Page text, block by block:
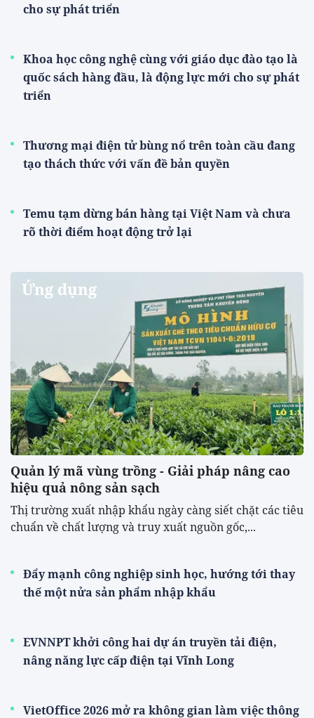
cho sự phát triển
Khoa học công nghệ cùng với giáo dục đào tạo là
quốc sách hàng đầu, là động lực mới cho sự phát
triển
Thương mại điện tử bùng nổ trên toàn cầu đang
tạo thách thức với vấn đề bản quyền
Temu tạm dừng bán hàng tại Việt Nam và chưa
rõ thời điểm hoạt động trở lại
Ứng dụng
Quản lý mã vùng trồng - Giải pháp nâng cao
hiệu quả nông sản sạch
Thị trường xuất nhập khẩu ngày càng siết chặt các tiêu
chuẩn về chất lượng và truy xuất nguồn gốc,...
Đẩy mạnh công nghiệp sinh học, hướng tới thay
thế một nửa sản phẩm nhập khẩu
EVNNPT khởi công hai dự án truyền tải điện,
nâng năng lực cấp điện tại Vĩnh Long
VietOffice 2026 mở ra không gian làm việc thông